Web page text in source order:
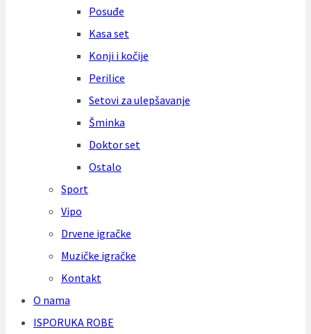
Posuđe
Kasa set
Konji i kočije
Perilice
Setovi za ulepšavanje
Šminka
Doktor set
Ostalo
Sport
Vipo
Drvene igračke
Muzičke igračke
Kontakt
O nama
ISPORUKA ROBE